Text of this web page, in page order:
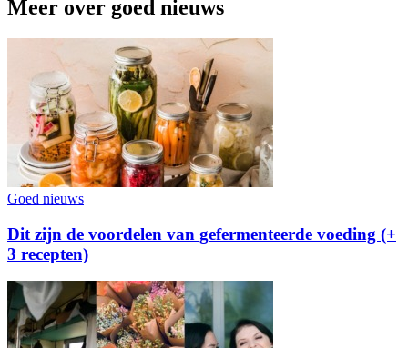
Meer over goed nieuws
Goed nieuws
Dit zijn de voordelen van gefermenteerde voeding (+
3 recepten)